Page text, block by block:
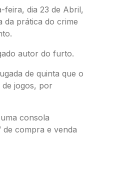
feira, dia 23 de Abril,
da prática do crime
autor do furto.
de quinta que o
jogos, por
consola
de compra e venda